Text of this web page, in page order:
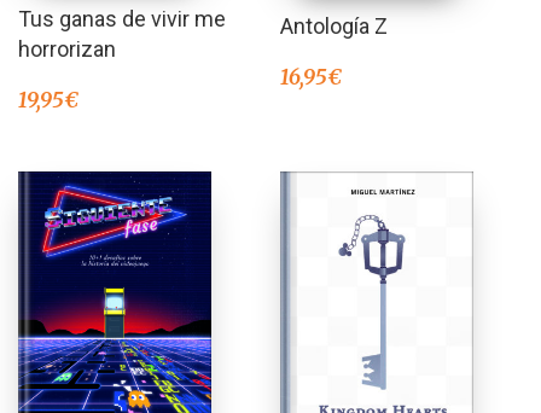
Tus ganas de vivir me
horrorizan
19,95€
Antología Z
16,95€